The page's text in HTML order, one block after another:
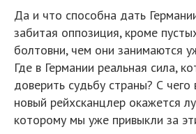
Да и что способна дать
забитая оппозиция, кроме
болтовни, чем они занимаются
Где в Германии реальная сила,
доверить судьбу страны? С чего
новый рейхсканцлер окажется
которому мы уже привыкли за